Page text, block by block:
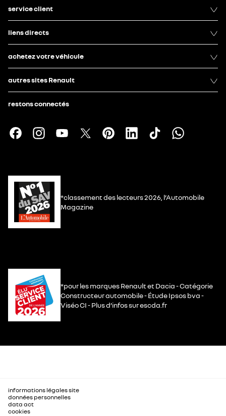
service client
liens directs
achetez votre véhicule
autres sites Renault
restons connectés
*classement des lecteurs 2026, l’Automobile
Magazine
*pour les marques Renault et Dacia - Catégorie
Constructeur automobile - Étude Ipsos bva -
Viséo CI - Plus d’infos sur escda.fr
informations légales site
données personnelles
data act
cookies